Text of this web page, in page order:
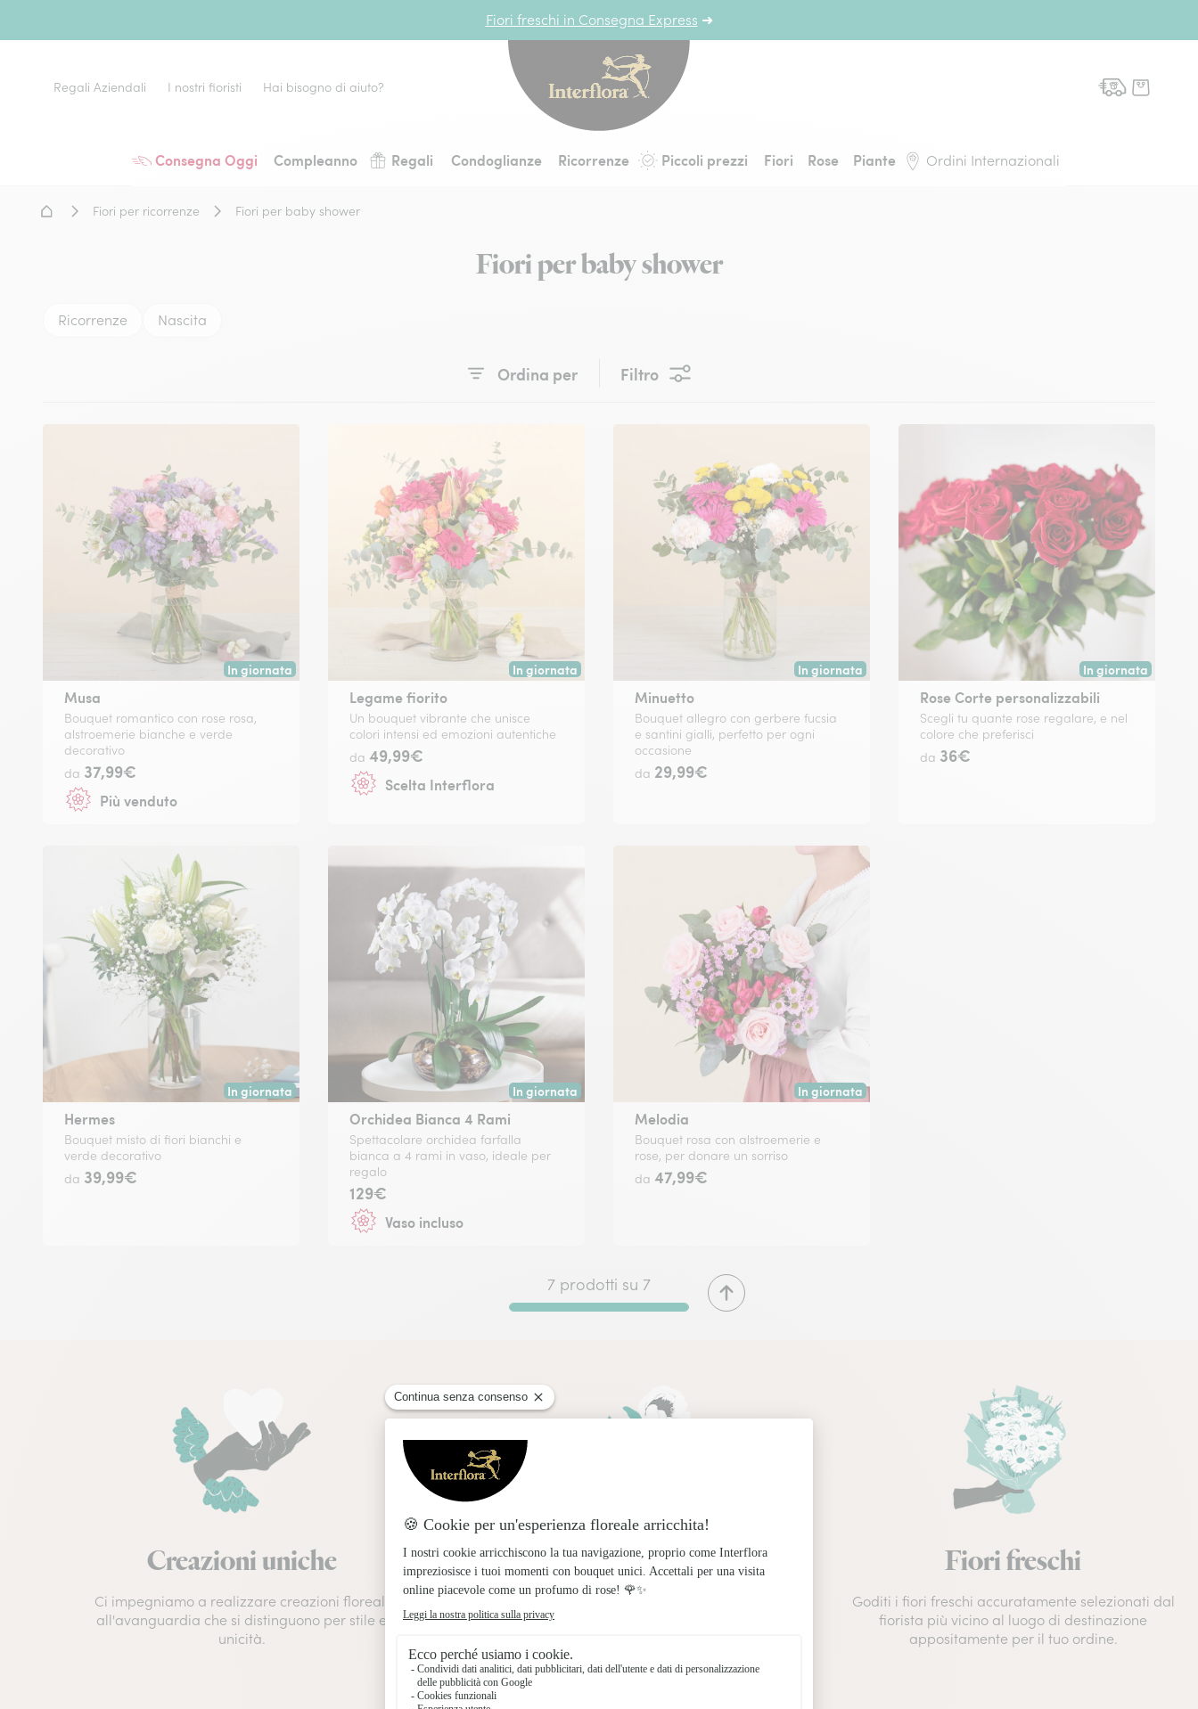
Fiori freschi in Consegna Express ➜
Consegna Oggi Compleanno Regali Condoglianze Ricorrenze Piccoli prezzi Fiori Rose Piante Ordini Internazionali
Regali Aziendali I nostri fioristi Hai bisogno di aiuto?
Home - Fiori a domicilio
Fiori per ricorrenze Fiori per baby shower
Fiori per baby shower
Ricorrenze Nascita
Ordina per Filtro
In giornata
Consegna disponibile oggi o in data a tua scelta.
Musa
Bouquet romantico con rose rosa,
alstroemerie bianche e verde
decorativo
da 37,99€
Più venduto
In giornata
Consegna disponibile oggi o in data a tua scelta.
Legame fiorito
Un bouquet vibrante che unisce
colori intensi ed emozioni autentiche
da 49,99€
Scelta Interflora
In giornata
Consegna disponibile oggi o in data a tua scelta.
Minuetto
Bouquet allegro con gerbere fucsia
e santini gialli, perfetto per ogni
occasione
da 29,99€
In giornata
Consegna
Rose Corte personalizzabili
Scegli tu quante rose regalare, e nel
colore che preferisci
da 36€
In giornata
Consegna disponibile oggi o in data a tua scelta.
Hermes
Bouquet misto di fiori bianchi e
verde decorativo
da 39,99€
In giornata
Consegna disponibile oggi o in data a tua scelta.
Orchidea Bianca 4 Rami
Spettacolare orchidea farfalla
bianca a 4 rami in vaso, ideale per
regalo
129€
Vaso incluso
In giornata
Consegna disponibile oggi o in data a tua scelta.
Melodia
Bouquet rosa con alstroemerie e
rose, per donare un sorriso
da 47,99€
7 prodotti su 7
Creazioni uniche
Ci impegniamo a realizzare creazioni floreali
all'avanguardia che si distinguono per stile e
unicità.
Consegna express
Consegna in giornata disponibile sui prodotti
floreali per ordini effettuati entro le 17:30 e la
Fiori freschi
Goditi i fiori freschi accuratamente selezionati dal
fiorista più vicino al luogo di destinazione
appositamente per il tuo ordine.